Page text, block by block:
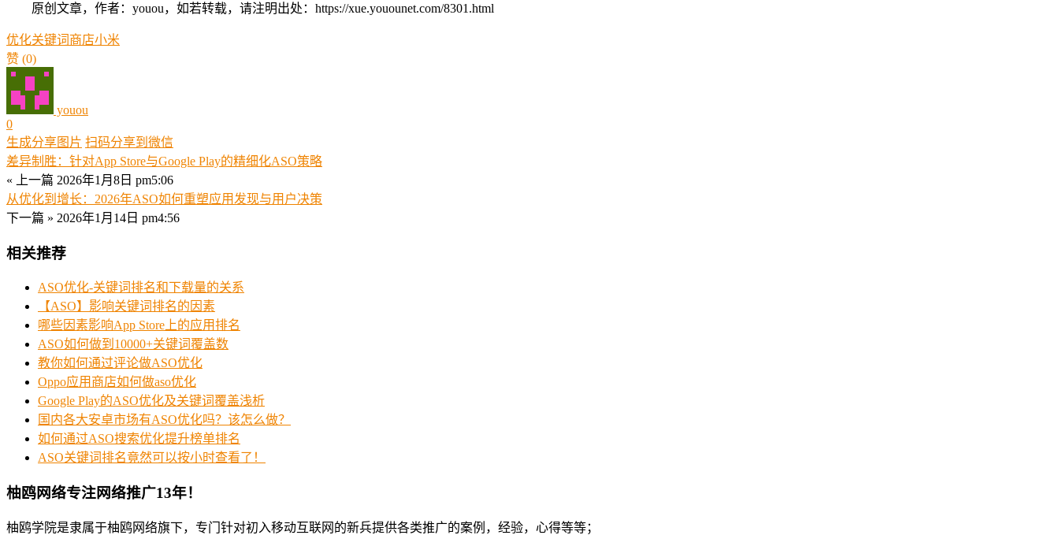
原创文章，作者：youou，如若转载，请注明出处：https://xue.youounet.com/8301.html
优化关键词 商店小米
赞 (0)
youou
0
生成分享图片 扫码分享到微信
差异制胜：针对App Store与Google Play的精细化ASO策略
« 上一篇 2026年1月8日 pm5:06
从优化到增长：2026年ASO如何重塑应用发现与用户决策
下一篇 » 2026年1月14日 pm4:56
相关推荐
ASO优化-关键词排名和下载量的关系
【ASO】影响关键词排名的因素
哪些因素影响App Store上的应用排名
ASO如何做到10000+关键词覆盖数
教你如何通过评论做ASO优化
Oppo应用商店如何做aso优化
Google Play的ASO优化及关键词覆盖浅析
国内各大安卓市场有ASO优化吗？该怎么做？
如何通过ASO搜索优化提升榜单排名
ASO关键词排名竟然可以按小时查看了！
柚鸥网络专注网络推广13年！
柚鸥学院是隶属于柚鸥网络旗下，专门针对初入移动互联网的新兵提供各类推广的案例，经验，心得等等；